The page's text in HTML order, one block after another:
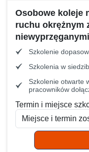
Osobowe koleje
ruchu okrężnym
niewyprzęganymi
Szkolenie
Szkolenia w
Szkolenie otwarte
pracowników
Termin i miejsce